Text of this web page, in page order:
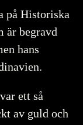
BY 4.0)
och
på Historiska
är begravd
hans
ett så
av guld och